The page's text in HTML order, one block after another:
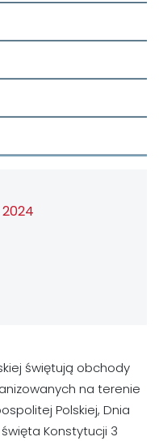
2024
świętują obchody
na terenie
Polskiej, Dnia
Konstytucji 3